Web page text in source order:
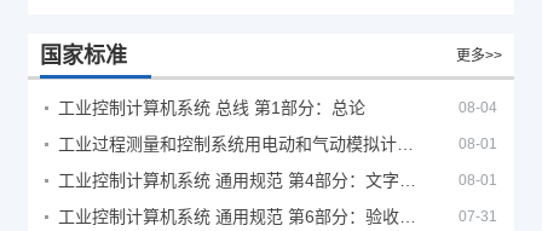
国家标准 更多>>
工业控制计算机系统 总线 第1部分：总论 08-04
08-01
08-01
07-31